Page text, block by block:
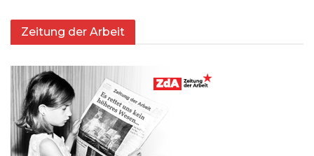
Zeitung der Arbeit